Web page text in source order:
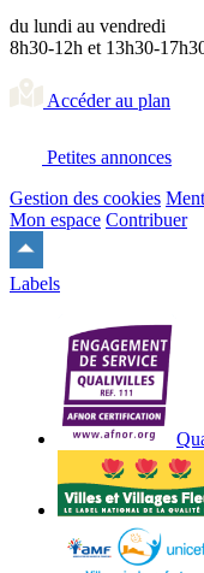
du lundi au vendredi
8h30-12h et 13h30-
Accéder au plan
Petites annonces
Gestion des cookies
Mon espace Contribuer
haut
Labels